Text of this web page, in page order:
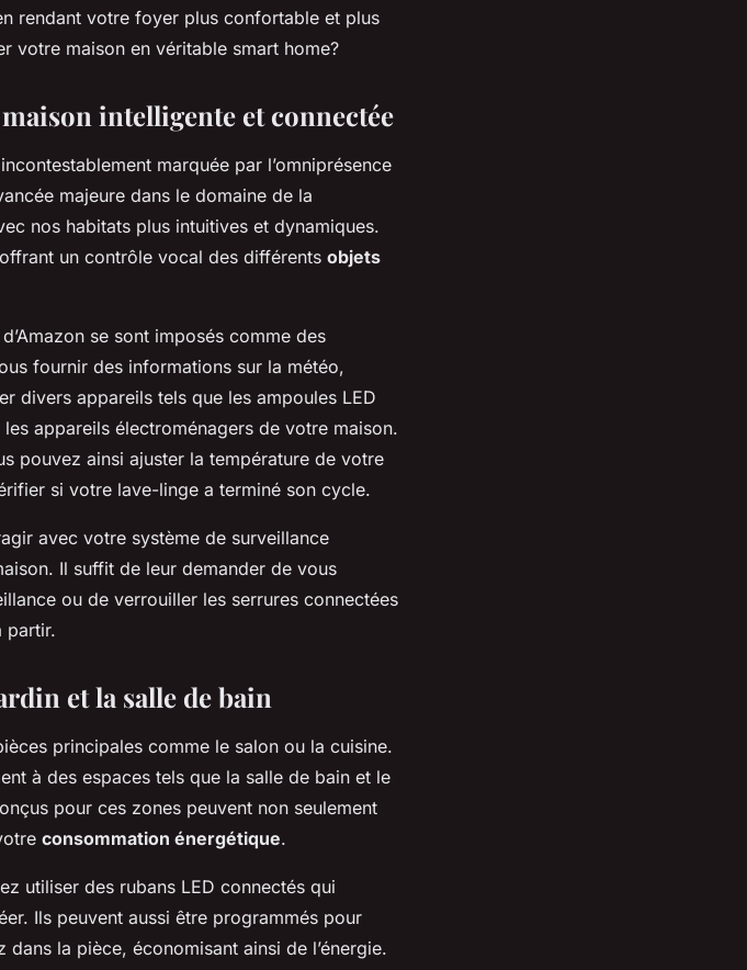
rendant votre foyer plus confortable et plus
votre maison en véritable smart home?
intelligente et connectée
marquée par l’omniprésence
majeure dans le domaine de la
nos habitats plus intuitives et dynamiques.
un contrôle vocal des différents objets
se sont imposés comme des
fournir des informations sur la météo,
divers appareils tels que les ampoules LED
appareils électroménagers de votre maison.
pouvez ainsi ajuster la température de votre
si votre lave-linge a terminé son cycle.
avec votre système de surveillance
Il suffit de leur demander de vous
ou de verrouiller les serrures connectées
partir.
et la salle de bain
principales comme le salon ou la cuisine.
à des espaces tels que la salle de bain et le
pour ces zones peuvent non seulement
consommation énergétique.
utiliser des rubans LED connectés qui
Ils peuvent aussi être programmés pour
la pièce, économisant ainsi de l’énergie.